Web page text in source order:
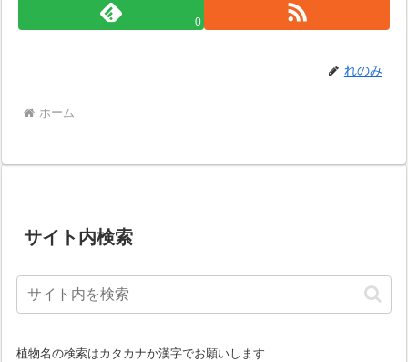
0
れのみ
ホーム
サイト内検索
植物名の検索はカタカナか漢字でお願いします